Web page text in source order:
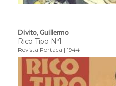
Divito, Guillermo
Rico Tipo Nº1
Revista Portada | 1944